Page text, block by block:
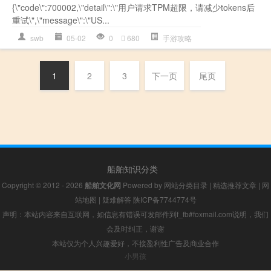
{\"code\":700002,\"detail\":\"用户请求TPM超限，请减少tokens后
重试\",\"message\":\"US...
swb 05-02 0 680 手游攻略
1 2 3 下一页 尾页
船舶知识分类
Copyright © 2012 - 2026 船舶文化网 Powered by 网站分类目录 | 精选推荐文章 | 网
站地图 | 疑难解答 陕ICP备7744774号
声明：本站内容来自互联网，如信息有错误可发邮件到f_fb#foxmail.com说明，我们
会及时纠正，谢谢
本站仅为个人兴趣爱好，不接盈利性广告及商业合作
小男孩